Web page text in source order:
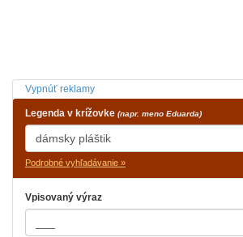
Vypnúť reklamy
Legenda v krížovke (napr. meno Eduarda)
Podrobné vyhľadávanie »
Vpisovaný výraz